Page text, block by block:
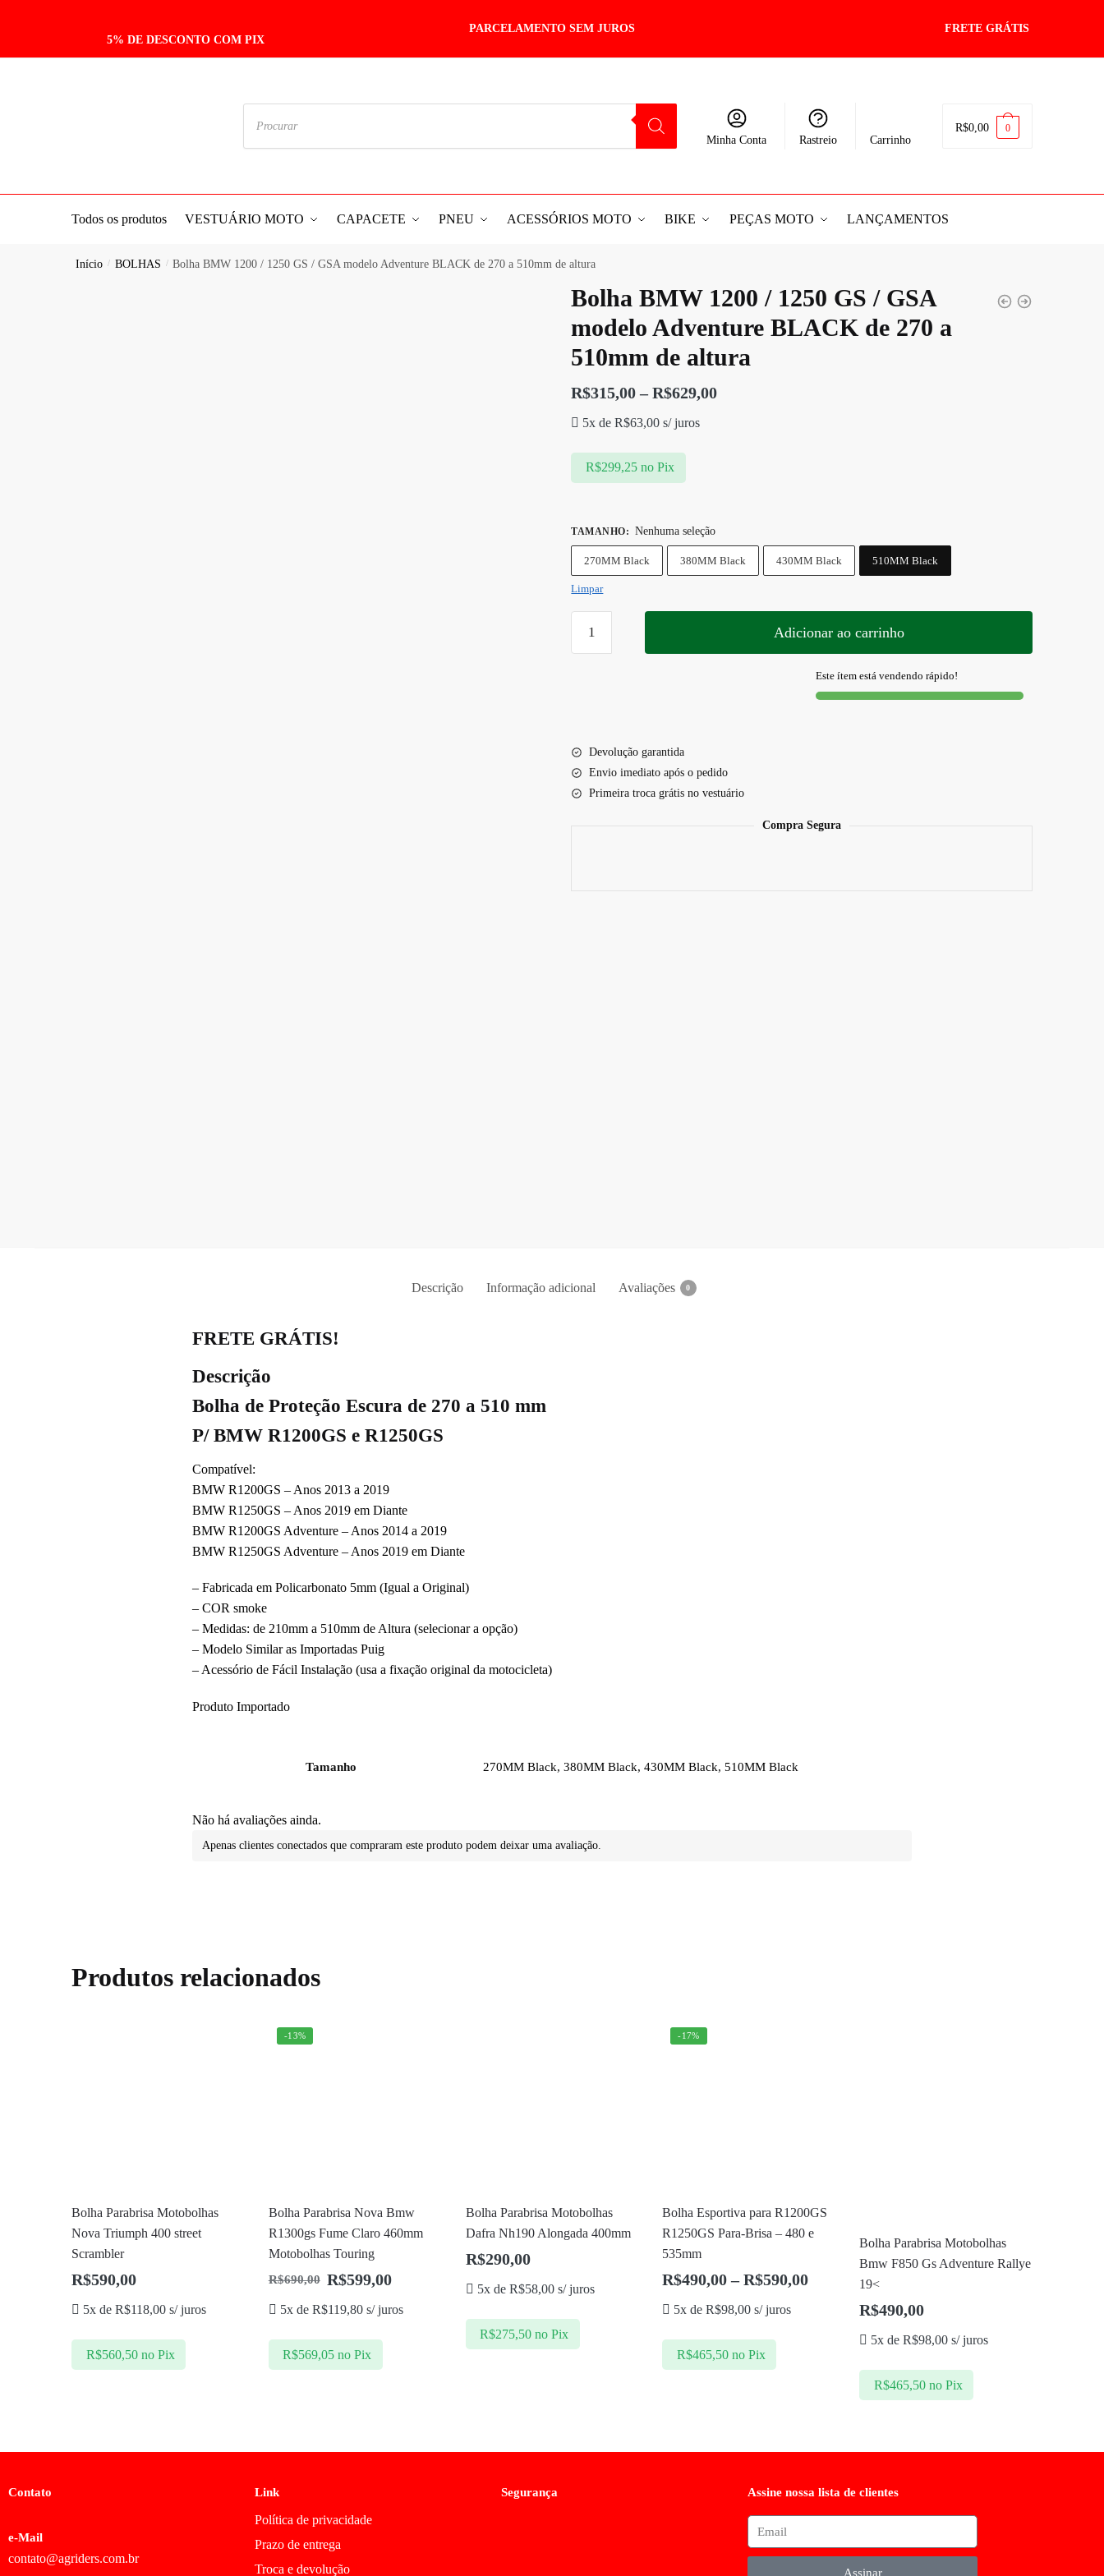
5% DE DESCONTO COM PIX
PARCELAMENTO SEM JUROS FRETE GRÁTIS
Minha Conta Rastreio Carrinho
R$0,00 0
Todos os produtos VESTUÁRIO MOTO CAPACETE PNEU ACESSÓRIOS MOTO BIKE PEÇAS MOTO LANÇAMENTOS
Início / BOLHAS / Bolha BMW 1200 / 1250 GS / GSA modelo Adventure BLACK de 270 a 510mm de altura
Bolha BMW 1200 / 1250 GS / GSA
modelo Adventure BLACK de 270 a
510mm de altura
R$315,00 – R$629,00
5x deR$63,00 s/ juros
R$299,25 no Pix
TAMANHO: Nenhuma seleção
270MM Black 380MM Black 430MM Black 510MM Black
Limpar
Adicionar ao carrinho
Este ítem está vendendo rápido!
Devolução garantida
Envio imediato após o pedido
Primeira troca grátis no vestuário
Compra Segura
Descrição Informação adicional Avaliações 0
FRETE GRÁTIS!
Descrição
Bolha de Proteção Escura de 270 a 510 mm
P/ BMW R1200GS e R1250GS
Compatível:
BMW R1200GS – Anos 2013 a 2019
BMW R1250GS – Anos 2019 em Diante
BMW R1200GS Adventure – Anos 2014 a 2019
BMW R1250GS Adventure – Anos 2019 em Diante
– Fabricada em Policarbonato 5mm (Igual a Original)
– COR smoke
– Medidas: de 210mm a 510mm de Altura (selecionar a opção)
– Modelo Similar as Importadas Puig
– Acessório de Fácil Instalação (usa a fixação original da motocicleta)
Produto Importado
Tamanho 270MM Black, 380MM Black, 430MM Black, 510MM Black
Não há avaliações ainda.
Apenas clientes conectados que compraram este produto podem deixar uma avaliação.
Produtos relacionados
Bolha Parabrisa Motobolhas
Nova Triumph 400 street
Scrambler
R$590,00
5x deR$118,00 s/ juros
R$560,50 no Pix
-13%
Bolha Parabrisa Nova Bmw
R1300gs Fume Claro 460mm
Motobolhas Touring
R$690,00 R$599,00
5x de R$119,80s/ juros
R$569,05 no Pix
Bolha Parabrisa Motobolhas
Dafra Nh190 Alongada 400mm
R$290,00
5x de R$58,00s/ juros
R$275,50 no Pix
-17%
Bolha Esportiva para R1200GS
R1250GS Para-Brisa – 480 e
535mm
R$490,00 – R$590,00
5x deR$98,00 s/ juros
R$465,50 no Pix
Bolha Parabrisa Motobolhas
Bmw F850 Gs Adventure Rallye
19<
R$490,00
5x deR$98,00 s/ juros
R$465,50 no Pix
Contato
e-Mail
contato@agriders.com.br
Link
Política de privacidade
Prazo de entrega
Troca e devolução
Segurança Assine nossa lista de clientes
Assinar